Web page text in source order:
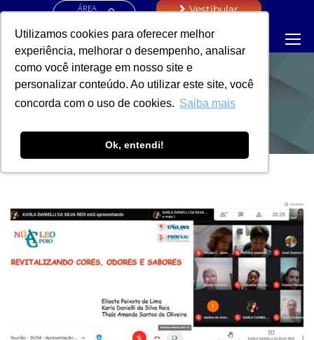
Utilizamos cookies para oferecer melhor
experiência, melhorar o desempenho, analisar
como você interage em nosso site e
personalizar conteúdo. Ao utilizar este site, você
concorda com o uso de cookies. Saiba mais
Ok, entendi!
ÁREA
Vestibular
NOTÍCIAS